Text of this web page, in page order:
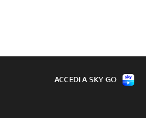
ACCEDI A SKY GO